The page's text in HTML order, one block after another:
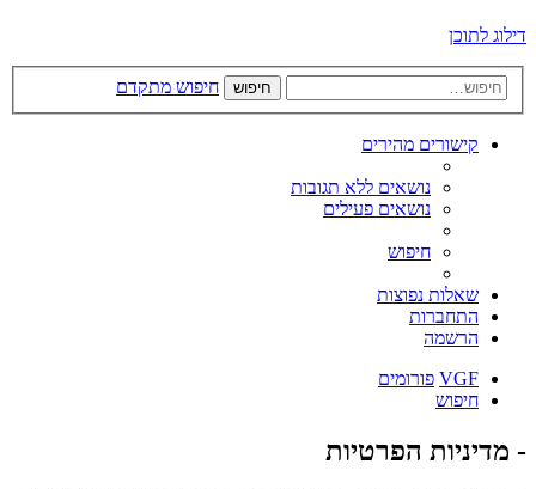
דילוג לתוכן
חיפוש חיפוש מתקדם
קישורים מהירים
נושאים ללא תגובות
נושאים פעילים
חיפוש
שאלות נפוצות
התחברות
הרשמה
VGF פורומים
חיפוש
- מדיניות הפרטיות